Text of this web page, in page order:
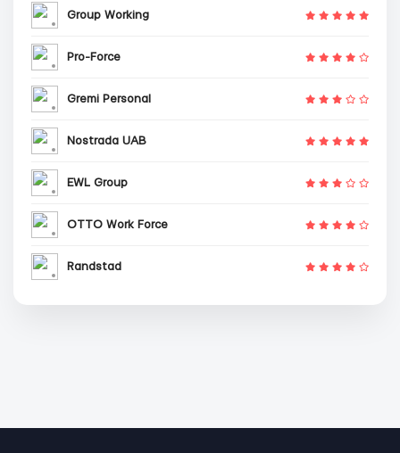
Group Working
Pro-Force
Gremi Personal
Nostrada UAB
EWL Group
OTTO Work Force
Randstad